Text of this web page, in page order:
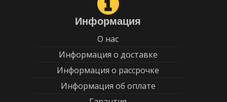
Информация
О нас
Информация о доставке
Информация о рассрочке
Информация об оплате